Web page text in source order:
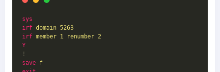
sys
irf domain 5263
irf member 1 renumber 2
Y
!
save f